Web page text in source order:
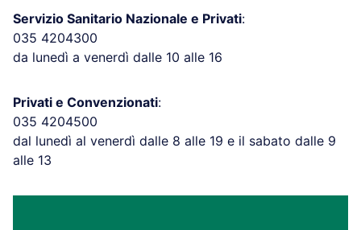
Servizio Sanitario Nazionale e Privati:
035 4204300
da lunedì a venerdì dalle 10 alle 16
Privati e Convenzionati:
035 4204500
dal lunedì al venerdì dalle 8 alle 19 e il sabato dalle 9
alle 13